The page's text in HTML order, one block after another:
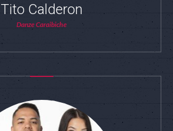
Tito Calderon
Danze Caraibiche